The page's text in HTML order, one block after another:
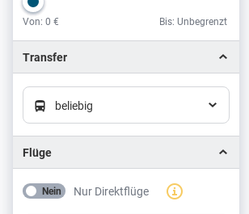
Von: 0 € Bis: Unbegrenzt
Transfer
beliebig
Flüge
Nein Nur Direktflüge